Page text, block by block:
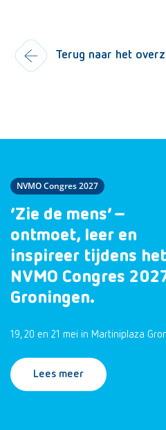
Terug naar het
NVMO Congres 2027
‘Zie de mens’ –
ontmoet, leer en
inspireer tijdens het
NVMO Congres
Groningen.
19, 20 en 21 mei in Martiniplaza
Lees meer